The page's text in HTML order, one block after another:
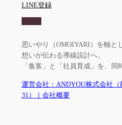
LINE登録
思いやり（OMOIYARI）を軸と
想いが伝わる導線設計へ。
「集客」と「社員育成」を、同
運営会社：ANDYOU株式会社
31）｜会社概要